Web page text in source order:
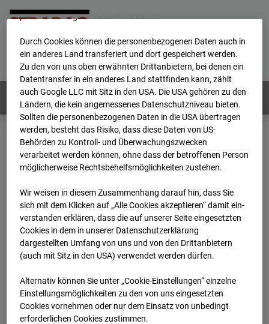
Home E-Mail Impressum
Login
Deutsch / English
Webcams: Alle Länder
Home
Deutschland
BC-120 - BV W2 Campus BT 1-3
Archiv
2026
06:50
BC-120 - BV W2
Campus BT 1-3
Stuttgart
Zur Übersicht
personenbezogene Daten verarbeitet.
Durch Cookies können die personenbezogenen Daten auch in
ein anderes Land transferiert und dort gespeichert werden.
Zu den von uns oben erwähnten Drittanbietern, bei denen ein
Datentransfer in ein anderes Land stattfinden kann, zählt
auch Google LLC mit Sitz in den USA. Die USA gehören zu den
Ländern, die kein angemessenes Datenschutzniveau bieten.
Sollten die personenbezogenen Daten in die USA übertragen
werden, besteht das Risiko, dass diese Daten von US-
Behörden zu Kontroll- und Überwachungszwecken
verarbeitet werden können, ohne dass der betroffenen Person
möglicherweise Rechtsbehelfsmöglichkeiten zustehen.
Wir weisen in diesem Zusammenhang darauf hin, dass Sie
sich mit dem Klicken auf „Alle Cookies akzeptieren“ damit ein­
ver­standen erklären, dass die auf unserer Seite eingesetzten
Cookies in dem in unserer Datenschutzerklärung
dargestellten Umfang von uns und von den Drittanbietern
(auch mit Sitz in den USA) verwendet werden dürfen.
Alternativ können Sie unter „Cookie-Einstellungen“ einzelne
Einstellungsmöglichkeiten zu den von uns eingesetzten
Cookies vornehmen oder nur dem Einsatz von unbedingt
erforderlichen Cookies zustimmen.